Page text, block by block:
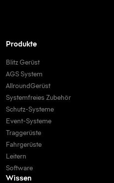
Produkte
Blitz Gerüst
AGS System
AllroundGerüst
Systemfreies Zubehör
Schutz-Systeme
Event-Systeme
Traggerüste
Fahrgerüste
Leitern
Software
Wissen